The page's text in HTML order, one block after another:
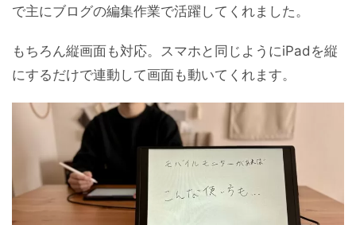
で主にブログの編集作業で活躍してくれました。
もちろん縦画面も対応。スマホと同じようにiPadを縦
にするだけで連動して画面も動いてくれます。